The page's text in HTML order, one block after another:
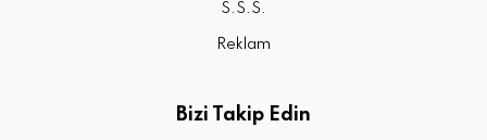
S.S.S.
Reklam
Bizi Takip Edin